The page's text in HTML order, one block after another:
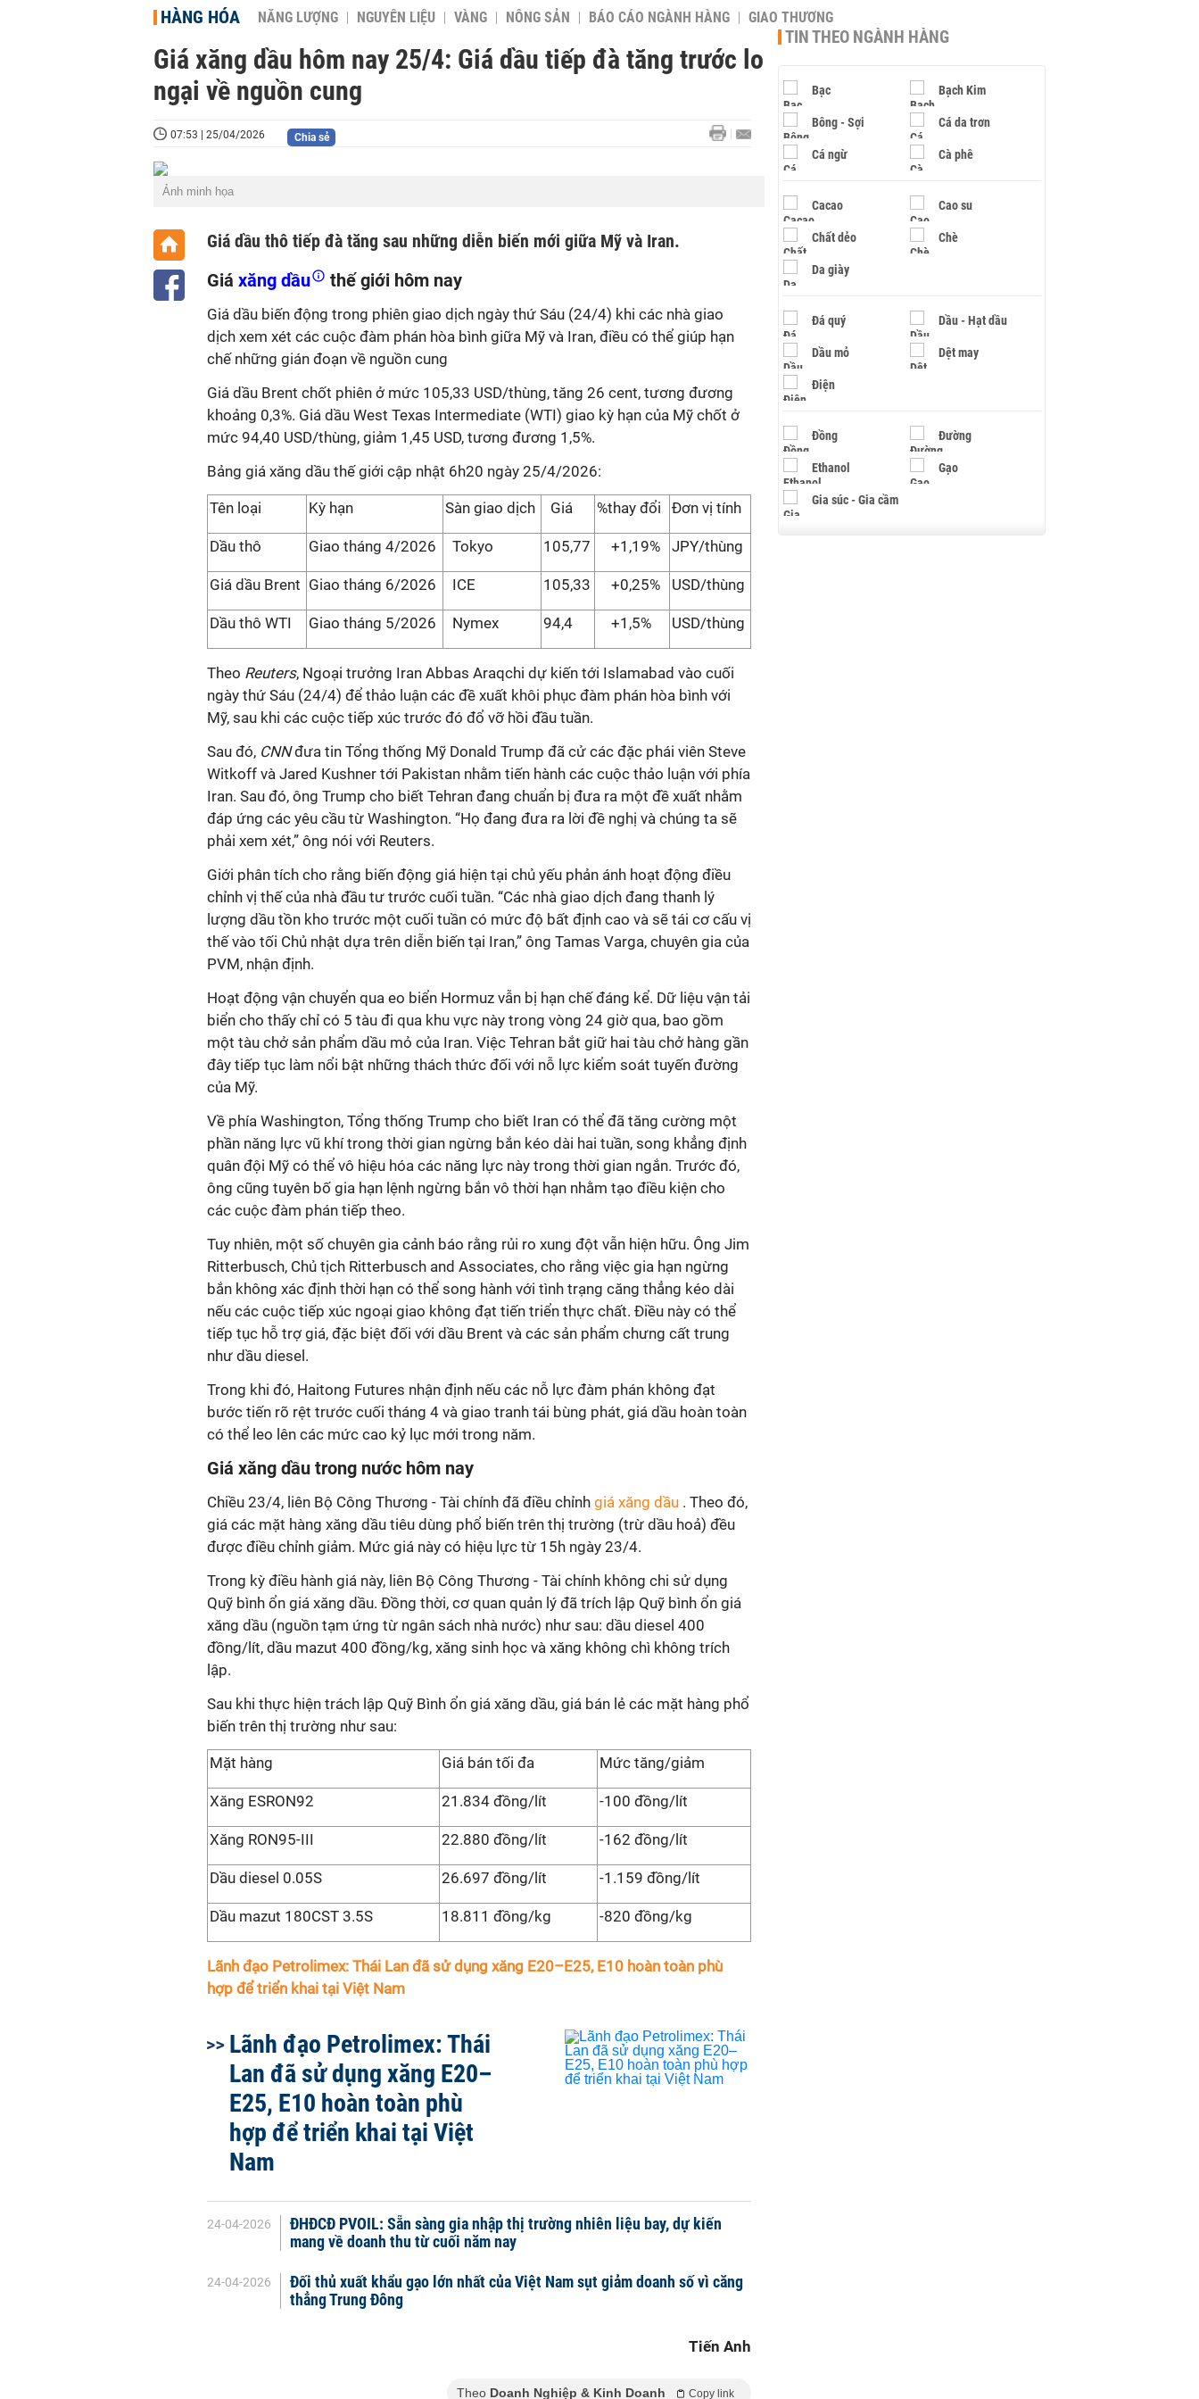
HÀNG HÓA NĂNG LƯỢNG NGUYÊN LIỆU VÀNG NÔNG SẢN BÁO CÁO NGÀNH HÀNG GIAO THƯƠNG
Giá xăng dầu hôm nay 25/4: Giá dầu tiếp đà tăng trước lo
ngại về nguồn cung
07:53 | 25/04/2026 Chia sẻ
Ảnh minh họa
Giá dầu thô tiếp đà tăng sau những diễn biến mới giữa Mỹ và Iran.
Giá xăng dầu thế giới hôm nay
Giá dầu biến động trong phiên giao dịch ngày thứ Sáu (24/4) khi các nhà giao
dịch xem xét các cuộc đàm phán hòa bình giữa Mỹ và Iran, điều có thể giúp hạn
chế những gián đoạn về nguồn cung
Giá dầu Brent chốt phiên ở mức 105,33 USD/thùng, tăng 26 cent, tương đương
khoảng 0,3%. Giá dầu West Texas Intermediate (WTI) giao kỳ hạn của Mỹ chốt ở
mức 94,40 USD/thùng, giảm 1,45 USD, tương đương 1,5%.
Bảng giá xăng dầu thế giới cập nhật 6h20 ngày 25/4/2026:
Tên loại Kỳ hạn Sàn giao dịch Giá %thay đổi Đơn vị tính
Dầu thô Giao tháng 4/2026 Tokyo 105,77 +1,19% JPY/thùng
Giá dầu Brent Giao tháng 6/2026 ICE 105,33 +0,25% USD/thùng
Dầu thô WTI Giao tháng 5/2026 Nymex 94,4 +1,5% USD/thùng
Theo Reuters, Ngoại trưởng Iran Abbas Araqchi dự kiến tới Islamabad vào cuối
ngày thứ Sáu (24/4) để thảo luận các đề xuất khôi phục đàm phán hòa bình với
Mỹ, sau khi các cuộc tiếp xúc trước đó đổ vỡ hồi đầu tuần.
Sau đó, CNNđưa tin Tổng thống Mỹ Donald Trump đã cử các đặc phái viên Steve
Witkoff và Jared Kushner tới Pakistan nhằm tiến hành các cuộc thảo luận với phía
Iran. Sau đó, ông Trump cho biết Tehran đang chuẩn bị đưa ra một đề xuất nhằm
đáp ứng các yêu cầu từ Washington. “Họ đang đưa ra lời đề nghị và chúng ta sẽ
phải xem xét,” ông nói với Reuters.
Giới phân tích cho rằng biến động giá hiện tại chủ yếu phản ánh hoạt động điều
chỉnh vị thế của nhà đầu tư trước cuối tuần. “Các nhà giao dịch đang thanh lý
lượng dầu tồn kho trước một cuối tuần có mức độ bất định cao và sẽ tái cơ cấu vị
thế vào tối Chủ nhật dựa trên diễn biến tại Iran,” ông Tamas Varga, chuyên gia của
PVM, nhận định.
Hoạt động vận chuyển qua eo biển Hormuz vẫn bị hạn chế đáng kể. Dữ liệu vận tải
biển cho thấy chỉ có 5 tàu đi qua khu vực này trong vòng 24 giờ qua, bao gồm
một tàu chở sản phẩm dầu mỏ của Iran. Việc Tehran bắt giữ hai tàu chở hàng gần
đây tiếp tục làm nổi bật những thách thức đối với nỗ lực kiểm soát tuyến đường
của Mỹ.
Về phía Washington, Tổng thống Trump cho biết Iran có thể đã tăng cường một
phần năng lực vũ khí trong thời gian ngừng bắn kéo dài hai tuần, song khẳng định
quân đội Mỹ có thể vô hiệu hóa các năng lực này trong thời gian ngắn. Trước đó,
ông cũng tuyên bố gia hạn lệnh ngừng bắn vô thời hạn nhằm tạo điều kiện cho
các cuộc đàm phán tiếp theo.
Tuy nhiên, một số chuyên gia cảnh báo rằng rủi ro xung đột vẫn hiện hữu. Ông Jim
Ritterbusch, Chủ tịch Ritterbusch and Associates, cho rằng việc gia hạn ngừng
bắn không xác định thời hạn có thể song hành với tình trạng căng thẳng kéo dài
nếu các cuộc tiếp xúc ngoại giao không đạt tiến triển thực chất. Điều này có thể
tiếp tục hỗ trợ giá, đặc biệt đối với dầu Brent và các sản phẩm chưng cất trung
như dầu diesel.
Trong khi đó, Haitong Futures nhận định nếu các nỗ lực đàm phán không đạt
bước tiến rõ rệt trước cuối tháng 4 và giao tranh tái bùng phát, giá dầu hoàn toàn
có thể leo lên các mức cao kỷ lục mới trong năm.
Giá xăng dầu trong nước hôm nay
Chiều 23/4, liên Bộ Công Thương - Tài chính đã điều chỉnh giá xăng dầu . Theo đó,
giá các mặt hàng xăng dầu tiêu dùng phổ biến trên thị trường (trừ dầu hoả) đều
được điều chỉnh giảm. Mức giá này có hiệu lực từ 15h ngày 23/4.
Trong kỳ điều hành giá này, liên Bộ Công Thương - Tài chính không chi sử dụng
Quỹ bình ổn giá xăng dầu. Đồng thời, cơ quan quản lý đã trích lập Quỹ bình ổn giá
xăng dầu (nguồn tạm ứng từ ngân sách nhà nước) như sau: dầu diesel 400
đồng/lít, dầu mazut 400 đồng/kg, xăng sinh học và xăng không chì không trích
lập.
Sau khi thực hiện trách lập Quỹ Bình ổn giá xăng dầu, giá bán lẻ các mặt hàng phổ
biến trên thị trường như sau:
Mặt hàng Giá bán tối đa Mức tăng/giảm
Xăng ESRON92 21.834 đồng/lít -100 đồng/lít
Xăng RON95-III 22.880 đồng/lít -162 đồng/lít
Dầu diesel 0.05S 26.697 đồng/lít -1.159 đồng/lít
Dầu mazut 180CST 3.5S 18.811 đồng/kg -820 đồng/kg
Lãnh đạo Petrolimex: Thái Lan đã sử dụng xăng E20–E25, E10 hoàn toàn phù
hợp để triển khai tại Việt Nam
Lãnh đạo Petrolimex: Thái
Lan đã sử dụng xăng E20–
E25, E10 hoàn toàn phù
hợp để triển khai tại Việt
Nam
24-04-2026
ĐHĐCĐ PVOIL: Sẵn sàng gia nhập thị trường nhiên liệu bay, dự kiến
mang về doanh thu từ cuối năm nay
24-04-2026
Đối thủ xuất khẩu gạo lớn nhất của Việt Nam sụt giảm doanh số vì căng
thẳng Trung Đông
Tiến Anh
Theo Doanh Nghiệp & Kinh Doanh Copy link
TIN THEO NGÀNH HÀNG
Bạc Bạch Kim
Bông - Sợi Cá da trơn
Cá ngừ Cà phê
Cacao Cao su
Chất dẻo Chè
Da giày
Đá quý Dầu - Hạt dầu
Dầu mỏ Dệt may
Điện
Đồng Đường
Ethanol Gạo
Gia súc - Gia cầm